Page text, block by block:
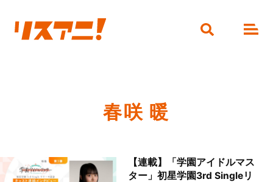
春咲 暖
【連載】「学園アイドルマス
ター」初星学園3rd Singleリ